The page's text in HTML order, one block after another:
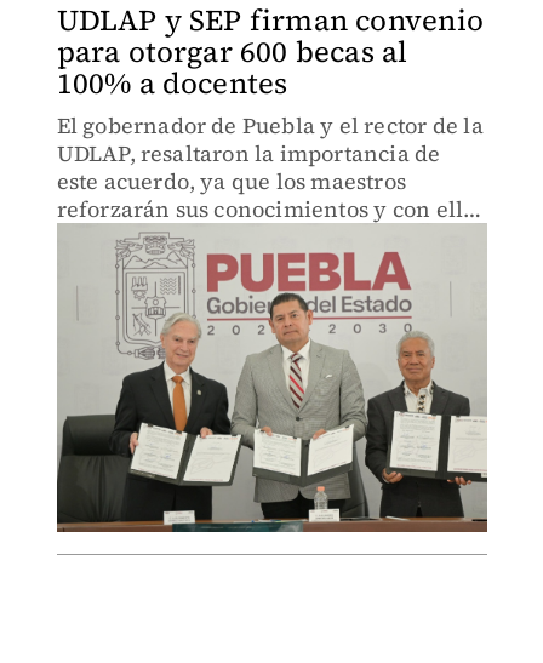
UDLAP y SEP firman convenio
para otorgar 600 becas al
100% a docentes
El gobernador de Puebla y el rector de la
UDLAP, resaltaron la importancia de
este acuerdo, ya que los maestros
reforzarán sus conocimientos y con ello,
brindarán una mejor educación.